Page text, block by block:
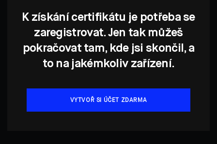
K získání certifikátu je potřeba se
zaregistrovat. Jen tak můžeš
pokračovat tam, kde jsi skončil, a
to na jakémkoliv zařízení.
VYTVOŘ SI ÚČET ZDARMA